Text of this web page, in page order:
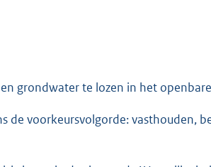
grondwater te lozen in het
de voorkeursvolgorde: vasthouden,